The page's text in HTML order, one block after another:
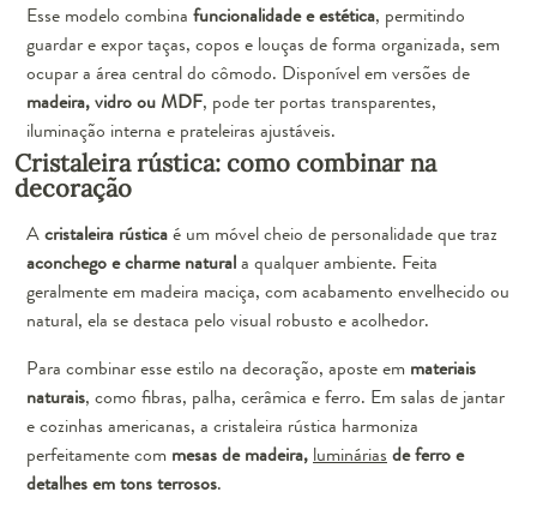
Esse modelo combina funcionalidade e estética, permitindo
guardar e expor taças, copos e louças de forma organizada, sem
ocupar a área central do cômodo. Disponível em versões de
madeira, vidro ou MDF, pode ter portas transparentes,
iluminação interna e prateleiras ajustáveis.
Cristaleira rústica: como combinar na
decoração
Acristaleira rústicaé um móvel cheio de personalidade que traz
aconchego e charme naturala qualquer ambiente. Feita
geralmente em madeira maciça, com acabamento envelhecido ou
natural, ela se destaca pelo visual robusto e acolhedor.
Para combinar esse estilo na decoração, aposte em materiais
naturais, como fibras, palha, cerâmica e ferro. Em salas de jantar
e cozinhas americanas, a cristaleira rústica harmoniza
perfeitamente com mesas de madeira, luminárias de ferro e
detalhes em tons terrosos.